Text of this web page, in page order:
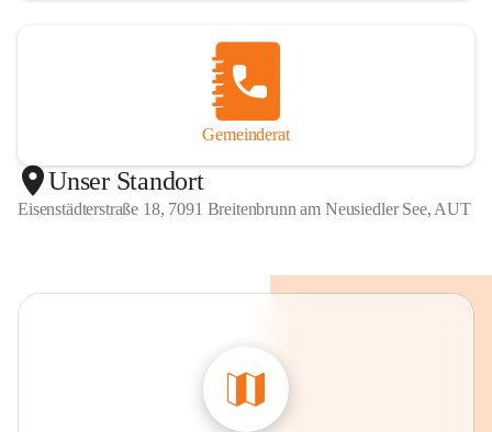
Gemeinderat
Unser Standort
Eisenstädterstraße 18, 7091 Breitenbrunn am Neusiedler See, AUT